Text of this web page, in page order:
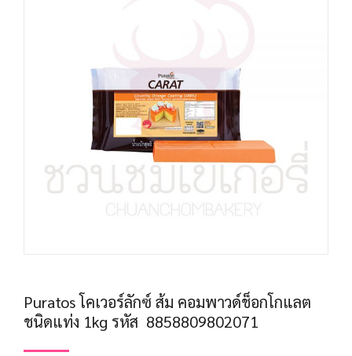
Puratos โคเวอร์ลักซ์ ส้ม คอมพาวด์ช็อกโกแลต
ชนิดแท่ง 1kg รหัส 8858809802071